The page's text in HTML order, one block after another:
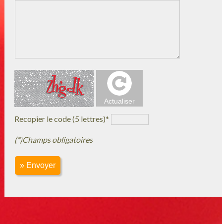
Recopier le code (5 lettres)*
(*)Champs obligatoires
» Envoyer